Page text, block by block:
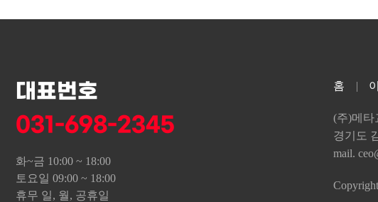
대표번호
031-698-2345
화~금 10:00 ~ 18:00
토요일 09:00 ~ 18:00
휴무 일, 월, 공휴일
홈
(주)메타
경기도
mail.